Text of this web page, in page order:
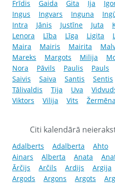
Frīdis
Gaida Gita Ija
Ingus
Ingvars Inguna
Intra
Jānis Justīne Juta
Lenora
Lība Līga Ligita
Maira
Mairis Mairita
Mareks
Margots Milija
Nora
Pāvils Paulis Pauls
Saivis
Saiva Santis Sentis
Tālivaldis
Tija Uva
Viktors
Vilija Vits Žermēna
Citi kalendārā
Adalberts Adalberta Ahto
Ainars
Alberta Anata
Ārčijs
Arčils Ardijs Argija
Argods
Argons Argots